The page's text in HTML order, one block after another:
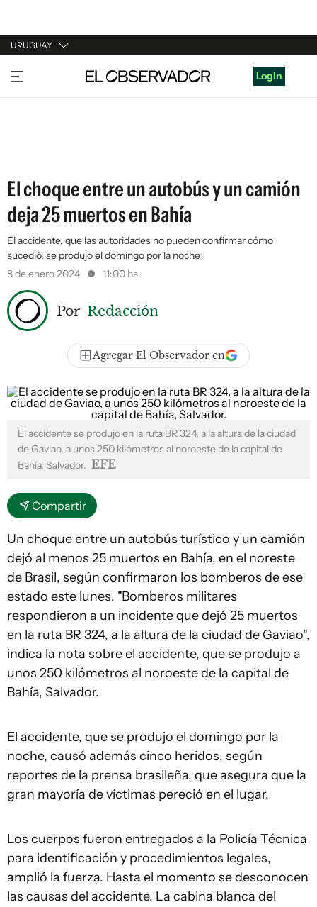
URUGUAY
URUGUAY
ARGENTINA
Login
El choque entre un autobús y un camión
deja 25 muertos en Bahía
El accidente, que las autoridades no pueden confirmar cómo
sucedió, se produjo el domingo por la noche
8 de enero 2024
11:00 hs
Por Redacción
Agregar El Observador en
El accidente se produjo en la ruta BR 324, a la altura de la ciudad
de Gaviao, a unos 250 kilómetros al noroeste de la capital de
Bahía, Salvador. EFE
Compartir
Un choque entre un autobús turístico y un camión
dejó al menos 25 muertos en Bahía, en el noreste
de Brasil, según confirmaron los bomberos de ese
estado este lunes. "Bomberos militares
respondieron a un incidente que dejó 25 muertos
en la ruta BR 324, a la altura de la ciudad de Gaviao",
indica la nota sobre el accidente, que se produjo a
unos 250 kilómetros al noroeste de la capital de
Bahía, Salvador.
El accidente, que se produjo el domingo por la
noche, causó además cinco heridos, según
reportes de la prensa brasileña, que asegura que la
gran mayoría de víctimas pereció en el lugar.
Los cuerpos fueron entregados a la Policía Técnica
para identificación y procedimientos legales,
amplió la fuerza. Hasta el momento se desconocen
las causas del accidente. La cabina blanca del